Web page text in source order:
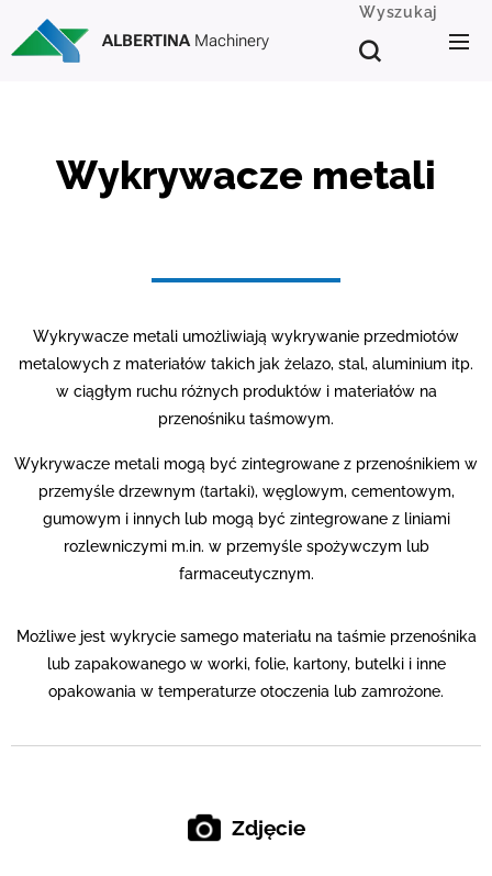
ALBERTINA Machinery
Wyszukaj
Wykrywacze metali
Wykrywacze metali umożliwiają wykrywanie przedmiotów
metalowych z materiałów takich jak żelazo, stal, aluminium itp.
w ciągłym ruchu różnych produktów i materiałów na
przenośniku taśmowym.
Wykrywacze metali mogą być zintegrowane z przenośnikiem w
przemyśle drzewnym (tartaki), węglowym, cementowym,
gumowym i innych lub mogą być zintegrowane z liniami
rozlewniczymi m.in. w przemyśle spożywczym lub
farmaceutycznym.
Możliwe jest wykrycie samego materiału na taśmie przenośnika
lub zapakowanego w worki, folie, kartony, butelki i inne
opakowania w temperaturze otoczenia lub zamrożone.
Zdjęcie